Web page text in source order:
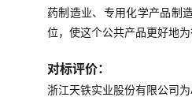
药制造业、专用化学产品制
位，使这个公共产品更好地为
对标评价：
浙江天铁实业股份有限公司